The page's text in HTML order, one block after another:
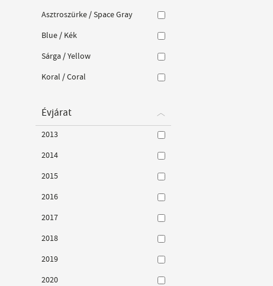
Asztroszürke / Space Gray
Blue / Kék
Sárga / Yellow
Koral / Coral
Évjárat
2013
2014
2015
2016
2017
2018
2019
2020